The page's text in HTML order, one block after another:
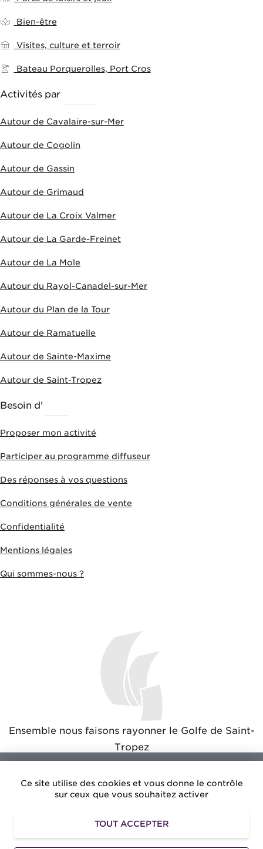
Ce site utilise des cookies et vous donne le contrôle
sur ceux que vous souhaitez activer
TOUT ACCEPTER
Bien-être
Visites, culture et terroir
Bateau Porquerolles, Port Cros
Activités par
Autour de Cavalaire-sur-Mer
Autour de Cogolin
Autour de Gassin
Autour de Grimaud
Autour de La Croix Valmer
Autour de La Garde-Freinet
Autour de La Mole
Autour du Rayol-Canadel-sur-Mer
Autour du Plan de la Tour
Autour de Ramatuelle
Autour de Sainte-Maxime
Autour de Saint-Tropez
Besoin d'
Proposer mon activité
Participer au programme diffuseur
Des réponses à vos questions
Conditions générales de vente
Confidentialité
Mentions légales
Qui sommes-nous ?
Ensemble nous faisons rayonner le Golfe de Saint-
Tropez
: Des avantages exclusifs pour vos
loisirs dans le Golfe de Saint-Tropez